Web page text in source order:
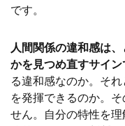
です。
人間関係の違和感は
かを見つめ直すサイン
る違和感なのか。そ
を発揮できるのか。
せん。自分の特性を